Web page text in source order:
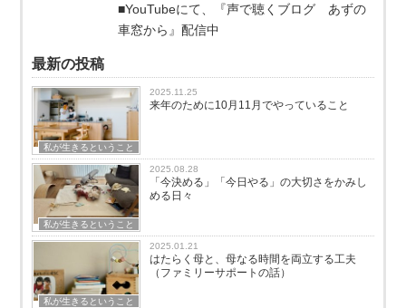
■YouTubeにて、『声で聴くブログ あずの
車窓から』配信中
最新の投稿
私が生きるということ
2025.11.25
来年のために10月11月でやっていること
私が生きるということ
2025.08.28
「今決める」「今日やる」の大切さをかみし
める日々
私が生きるということ
2025.01.21
はたらく母と、母なる時間を両立する工夫
（ファミリーサポートの話）